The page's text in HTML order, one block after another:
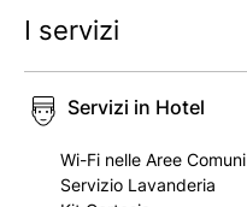
I servizi
Servizi in Hotel
Wi-Fi nelle Aree Comuni
Servizio Lavanderia